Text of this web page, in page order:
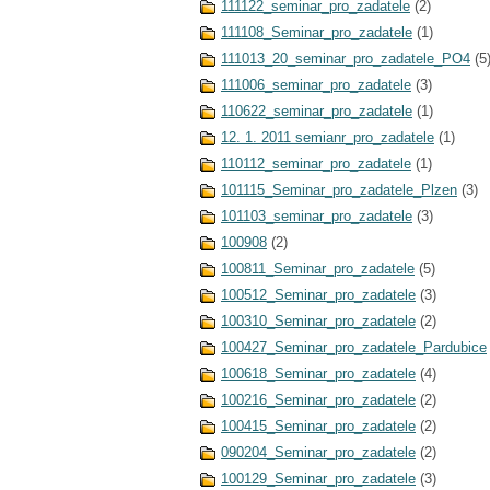
111122_seminar_pro_zadatele (2)
111108_Seminar_pro_zadatele (1)
111013_20_seminar_pro_zadatele_PO4 (5)
111006_seminar_pro_zadatele (3)
110622_seminar_pro_zadatele (1)
12. 1. 2011 semianr_pro_zadatele (1)
110112_seminar_pro_zadatele (1)
101115_Seminar_pro_zadatele_Plzen (3)
101103_seminar_pro_zadatele (3)
100908 (2)
100811_Seminar_pro_zadatele (5)
100512_Seminar_pro_zadatele (3)
100310_Seminar_pro_zadatele (2)
100427_Seminar_pro_zadatele_Pardubice
100618_Seminar_pro_zadatele (4)
100216_Seminar_pro_zadatele (2)
100415_Seminar_pro_zadatele (2)
090204_Seminar_pro_zadatele (2)
100129_Seminar_pro_zadatele (3)